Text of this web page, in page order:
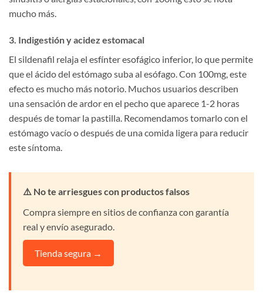
mucho más.
3. Indigestión y acidez estomacal
El sildenafil relaja el esfínter esofágico inferior, lo que permite
que el ácido del estómago suba al esófago. Con 100mg, este
efecto es mucho más notorio. Muchos usuarios describen
una sensación de ardor en el pecho que aparece 1-2 horas
después de tomar la pastilla. Recomendamos tomarlo con el
estómago vacío o después de una comida ligera para reducir
este síntoma.
⚠️ No te arriesgues con productos falsos
Compra siempre en sitios de confianza con garantía
real y envío asegurado.
Tienda segura →